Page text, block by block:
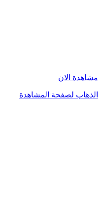
مشاهدة الان
الذهاب لصفحة المشاهدة